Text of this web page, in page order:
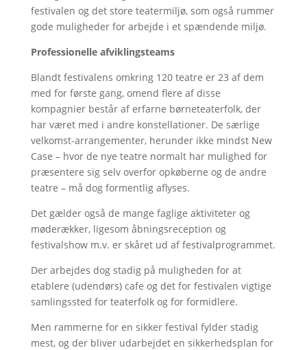
festivalen og det store teatermiljø, som også rummer
gode muligheder for arbejde i et spændende miljø.
Professionelle afviklingsteams
Blandt festivalens omkring 120 teatre er 23 af dem
med for første gang, omend flere af disse
kompagnier består af erfarne børneteaterfolk, der
har været med i andre konstellationer. De særlige
velkomst-arrangementer, herunder ikke mindst New
Case – hvor de nye teatre normalt har mulighed for
præsentere sig selv overfor opkøberne og de andre
teatre – må dog formentlig aflyses.
Det gælder også de mange faglige aktiviteter og
møderækker, ligesom åbningsreception og
festivalshow m.v. er skåret ud af festivalprogrammet.
Der arbejdes dog stadig på muligheden for at
etablere (udendørs) cafe og det for festivalen vigtige
samlingssted for teaterfolk og for formidlere.
Men rammerne for en sikker festival fylder stadig
mest, og der bliver udarbejdet en sikkerhedsplan for